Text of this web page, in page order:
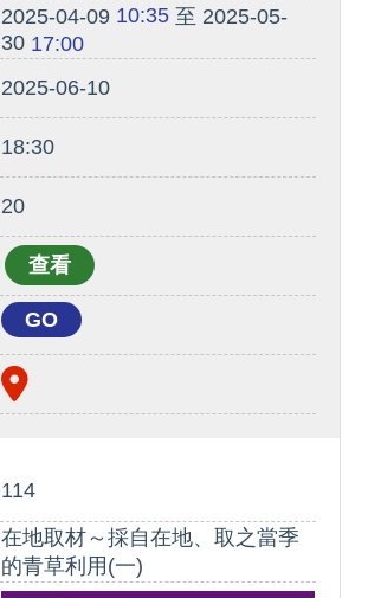
2025-04-0910:35至 2025-05-
3017:00
2025-06-10
18:30
20
GO
114
在地取材～採自在地、取之當季
的青草利用(一)